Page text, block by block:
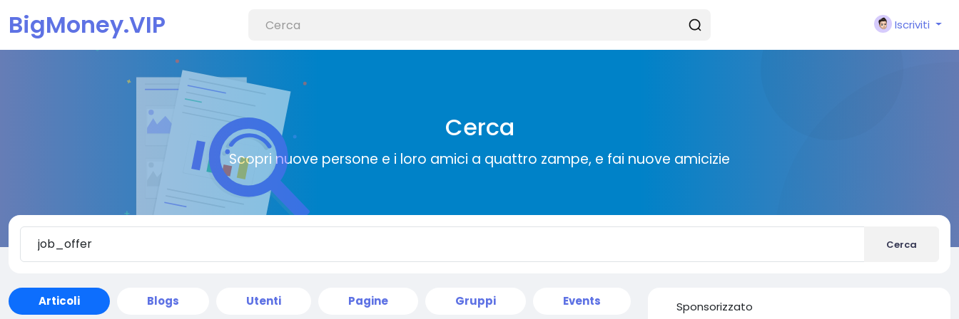
BigMoney.VIP Iscriviti
Cerca
Scopri nuove persone e i loro amici a quattro zampe, e fai nuove amicizie
Cerca
Articoli Blogs Utenti Pagine Gruppi Events Sponsorizzato